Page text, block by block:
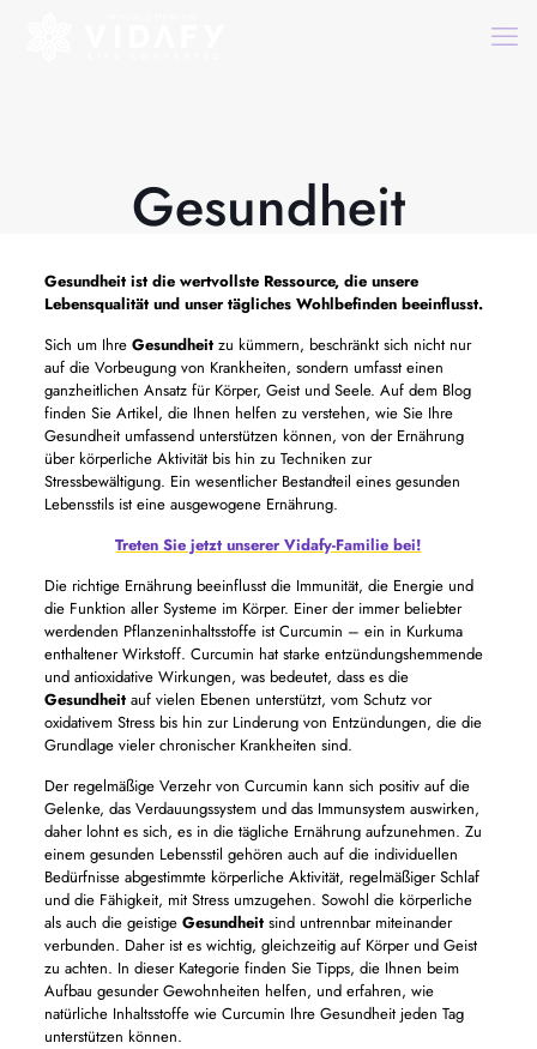
Gesundheit
Gesundheitist die wertvollste Ressource, die unsere
Lebensqualität und unser tägliches Wohlbefinden beeinflusst.
Sich um Ihre Gesundheitzu kümmern, beschränkt sich nicht nur
auf die Vorbeugung von Krankheiten, sondern umfasst einen
ganzheitlichen Ansatz für Körper, Geist und Seele. Auf dem Blog
finden Sie Artikel, die Ihnen helfen zu verstehen, wie Sie Ihre
Gesundheit umfassend unterstützen können, von der Ernährung
über körperliche Aktivität bis hin zu Techniken zur
Stressbewältigung. Ein wesentlicher Bestandteil eines gesunden
Lebensstils ist eine ausgewogene Ernährung.
Treten Sie jetzt unserer Vidafy-Familie bei!
Die richtige Ernährung beeinflusst die Immunität, die Energie und
die Funktion aller Systeme im Körper. Einer der immer beliebter
werdenden Pflanzeninhaltsstoffe ist Curcumin – ein in Kurkuma
enthaltener Wirkstoff. Curcumin hat starke entzündungshemmende
und antioxidative Wirkungen, was bedeutet, dass es die
Gesundheitauf vielen Ebenen unterstützt, vom Schutz vor
oxidativem Stress bis hin zur Linderung von Entzündungen, die die
Grundlage vieler chronischer Krankheiten sind.
Der regelmäßige Verzehr von Curcumin kann sich positiv auf die
Gelenke, das Verdauungssystem und das Immunsystem auswirken,
daher lohnt es sich, es in die tägliche Ernährung aufzunehmen. Zu
einem gesunden Lebensstil gehören auch auf die individuellen
Bedürfnisse abgestimmte körperliche Aktivität, regelmäßiger Schlaf
und die Fähigkeit, mit Stress umzugehen. Sowohl die körperliche
als auch die geistige Gesundheitsind untrennbar miteinander
verbunden. Daher ist es wichtig, gleichzeitig auf Körper und Geist
zu achten. In dieser Kategorie finden Sie Tipps, die Ihnen beim
Aufbau gesunder Gewohnheiten helfen, und erfahren, wie
natürliche Inhaltsstoffe wie Curcumin Ihre Gesundheit jeden Tag
unterstützen können.